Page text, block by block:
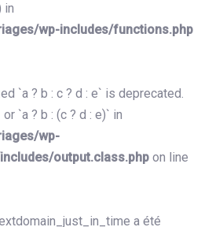
in
wp-includes/functions.php
`a ? b : c ? d : e` is deprecated.
`a ? b : (c ? d : e)` in
wp-
output.class.php on line
a été